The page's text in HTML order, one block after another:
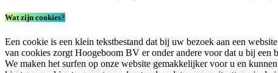
Wat zijn cookies?
Een cookie is een klein tekstbestand dat bij uw bezoek aan een
van cookies zorgt Hoogeboom BV er onder andere voor dat u bij
We maken het surfen op onze website gemakkelijker voor u en